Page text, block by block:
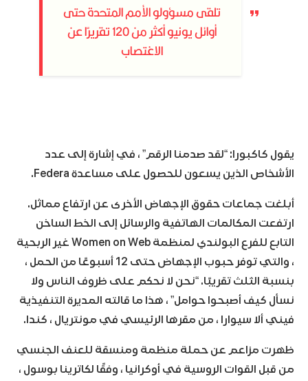
تلقى مسؤولو الأمم المتحدة حتى
أوائل يونيو أكثر من 120 تقريرًا عن
الاغتصاب
يقول كاكبورا: “لقد صدمنا الرقم” ، في إشارة إلى عدد
الأشخاص الذين يسعون للحصول على مساعدة Federa.
أبلغت جماعات حقوق الإجهاض الأخرى عن ارتفاع مماثل.
ارتفعت المكالمات الهاتفية والرسائل إلى الخط الساخن
التابع للفرع البولندي لمنظمة Women on Web غير الربحية
، والتي توفر حبوب الإجهاض حتى 12 أسبوعًا من الحمل ،
بنسبة الثلث تقريبًا. “نحن لا نحكم على ظروف الناس ولا
نسأل كيف أصبحوا حوامل” ، هذا ما قالته المديرة التنفيذية
فيني ألا سيوارا ، من مقرها الرئيسي في مونتريال ، كندا.
ظهرت مزاعم عن حملة منظمة ومنسقة للعنف الجنسي
من قبل القوات الروسية في أوكرانيا ، وفقًا لكاترينا بوسول ،